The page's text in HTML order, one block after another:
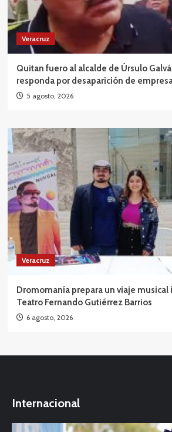
Veracruz
Quitan fuero al alcalde de Úrsulo
responda por desaparición de
5 agosto, 2026
Veracruz
Dromomanía prepara un viaje
Teatro Fernando Gutiérrez Barrios
6 agosto, 2026
Internacional